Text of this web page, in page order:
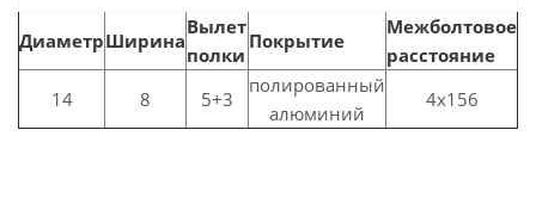
ДиаметрШирина
Вылет
полки
Покрытие
Межболтовое
расстояние
14
8 5+3
полированный
алюминий
4x156